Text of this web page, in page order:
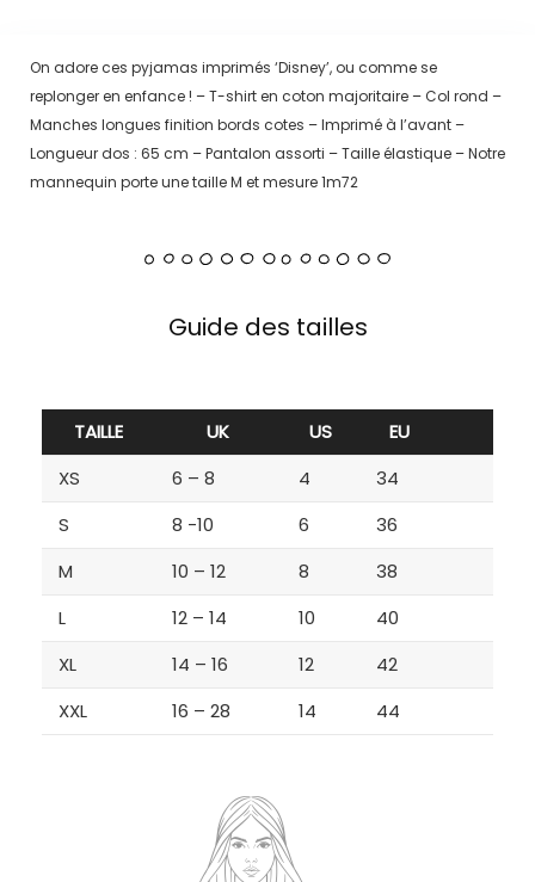
On adore ces pyjamas imprimés ‘Disney’, ou comme se
replonger en enfance ! – T-shirt en coton majoritaire – Col rond –
Manches longues finition bords cotes – Imprimé à l’avant –
Longueur dos : 65 cm – Pantalon assorti – Taille élastique – Notre
mannequin porte une taille M et mesure 1m72
Guide des tailles
TAILLE UK US
EU
XS
6 – 8 4
34
S
8 -10 6
36
M
10 – 12 8
38
L
12 – 14 10
40
XL
14 – 16 12
42
XXL
16 – 28 14 44